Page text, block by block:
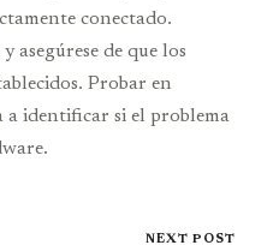
conectado.
asegúrese de que los
Probar en
a identificar si el problema
NEXT POST